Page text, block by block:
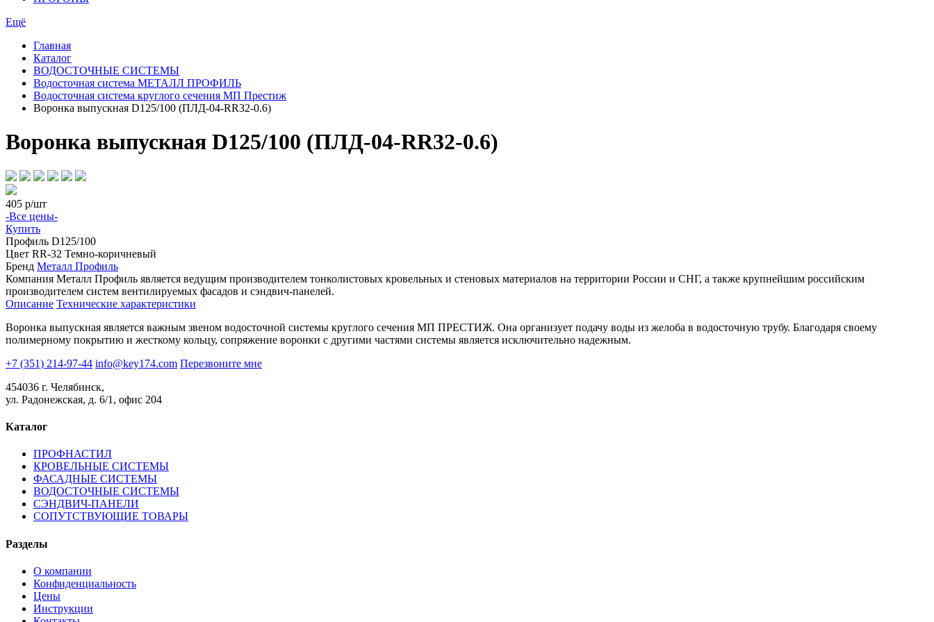
Ещё
Главная
Каталог
ВОДОСТОЧНЫЕ СИСТЕМЫ
Водосточная система МЕТАЛЛ ПРОФИЛЬ
Водосточная система круглого сечения МП Престиж
Воронка выпускная D125/100 (ПЛД-04-RR32-0.6)
Воронка выпускная D125/100 (ПЛД-04-RR32-0.6)
405 р/шт
-Все цены-
Купить
Профиль D125/100
Цвет RR-32 Темно-коричневый
Бренд Металл Профиль
Компания Металл Профиль является ведущим производителем тонколистовых кровельных и стеновых материалов на территории России и СНГ, а также крупнейшим российским
производителем систем вентилируемых фасадов и сэндвич-панелей.
Описание Технические характеристики
Воронка выпускная является важным звеном водосточной системы круглого сечения МП ПРЕСТИЖ. Она организует подачу воды из желоба в водосточную трубу. Благодаря своему
полимерному покрытию и жесткому кольцу, сопряжение воронки с другими частями системы является исключительно надежным.
+7 (351) 214-97-44 info@key174.com Перезвоните мне
454036 г. Челябинск,
ул. Радонежская, д. 6/1, офис 204
Каталог
ПРОФНАСТИЛ
КРОВЕЛЬНЫЕ СИСТЕМЫ
ФАСАДНЫЕ СИСТЕМЫ
ВОДОСТОЧНЫЕ СИСТЕМЫ
СЭНДВИЧ-ПАНЕЛИ
СОПУТСТВУЮЩИЕ ТОВАРЫ
Разделы
О компании
Конфиденциальность
Цены
Инструкции